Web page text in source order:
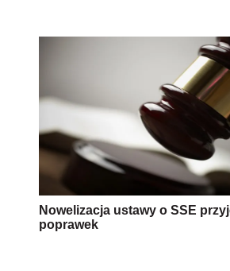
Nowelizacja ustawy o SSE
poprawek